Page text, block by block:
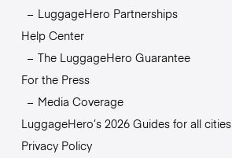
LuggageHero Partnerships
Help Center
The LuggageHero Guarantee
For the Press
Media Coverage
LuggageHero’s 2026 Guides for all cities
Privacy Policy